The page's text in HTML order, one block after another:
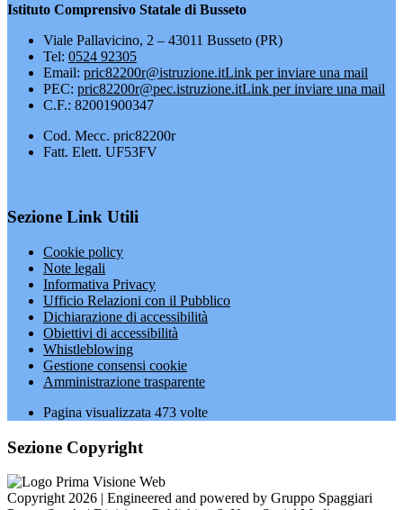
Istituto Comprensivo Statale di Busseto
Viale Pallavicino, 2 – 43011 Busseto (PR)
Tel: 0524 92305
Email: pric82200r@istruzione.itLink per inviare una mail
PEC: pric82200r@pec.istruzione.itLink per inviare una mail
C.F.: 82001900347
Cod. Mecc. pric82200r
Fatt. Elett. UF53FV
Sezione Link Utili
Cookie policy
Note legali
Informativa Privacy
Ufficio Relazioni con il Pubblico
Dichiarazione di accessibilità
Obiettivi di accessibilità
Whistleblowing
Gestione consensi cookie
Amministrazione trasparente
Pagina visualizzata 473 volte
Sezione Copyright
Copyright 2026 | Engineered and powered by Gruppo Spaggiari